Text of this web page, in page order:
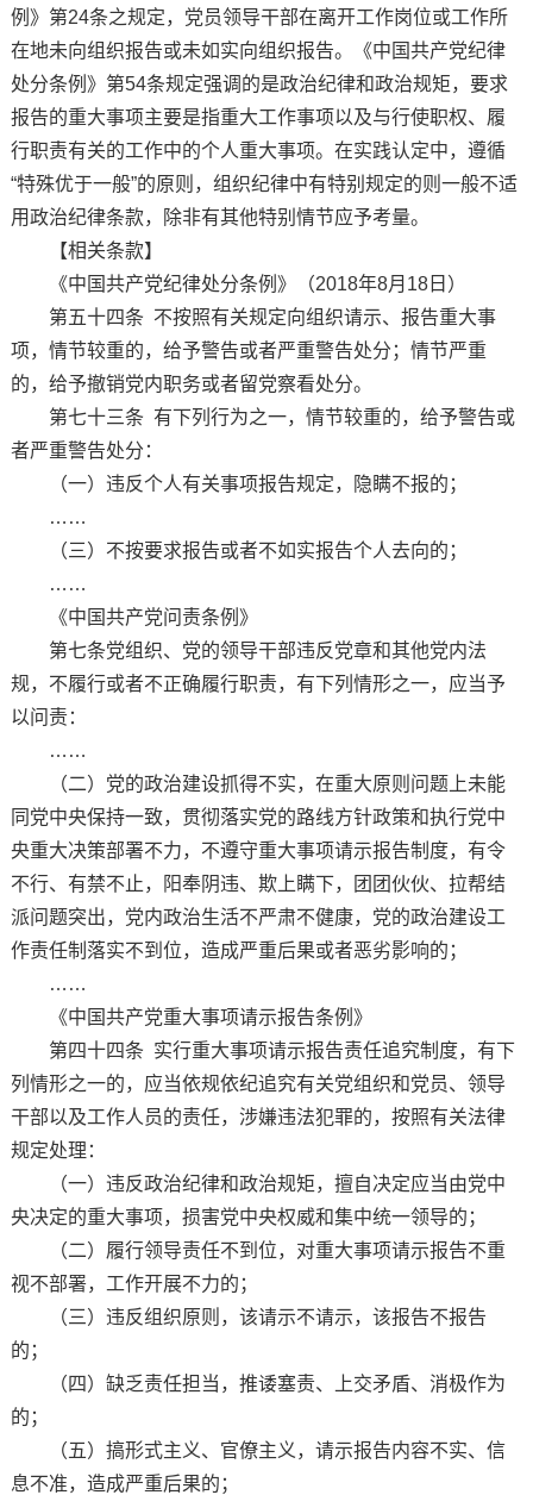
例》第24条之规定，党员领导干部在离开工作岗位或工作所
在地未向组织报告或未如实向组织报告。《中国共产党纪律
处分条例》第54条规定强调的是政治纪律和政治规矩，要求
报告的重大事项主要是指重大工作事项以及与行使职权、履
行职责有关的工作中的个人重大事项。在实践认定中，遵循
“特殊优于一般”的原则，组织纪律中有特别规定的则一般不适
用政治纪律条款，除非有其他特别情节应予考量。
【相关条款】
《中国共产党纪律处分条例》（2018年8月18日）
第五十四条 不按照有关规定向组织请示、报告重大事
项，情节较重的，给予警告或者严重警告处分；情节严重
的，给予撤销党内职务或者留党察看处分。
第七十三条 有下列行为之一，情节较重的，给予警告或
者严重警告处分：
（一）违反个人有关事项报告规定，隐瞒不报的；
……
（三）不按要求报告或者不如实报告个人去向的；
……
《中国共产党问责条例》
第七条党组织、党的领导干部违反党章和其他党内法
规，不履行或者不正确履行职责，有下列情形之一，应当予
以问责：
……
（二）党的政治建设抓得不实，在重大原则问题上未能
同党中央保持一致，贯彻落实党的路线方针政策和执行党中
央重大决策部署不力，不遵守重大事项请示报告制度，有令
不行、有禁不止，阳奉阴违、欺上瞒下，团团伙伙、拉帮结
派问题突出，党内政治生活不严肃不健康，党的政治建设工
作责任制落实不到位，造成严重后果或者恶劣影响的；
……
《中国共产党重大事项请示报告条例》
第四十四条 实行重大事项请示报告责任追究制度，有下
列情形之一的，应当依规依纪追究有关党组织和党员、领导
干部以及工作人员的责任，涉嫌违法犯罪的，按照有关法律
规定处理：
（一）违反政治纪律和政治规矩，擅自决定应当由党中
央决定的重大事项，损害党中央权威和集中统一领导的；
（二）履行领导责任不到位，对重大事项请示报告不重
视不部署，工作开展不力的；
（三）违反组织原则，该请示不请示，该报告不报告
的；
（四）缺乏责任担当，推诿塞责、上交矛盾、消极作为
的；
（五）搞形式主义、官僚主义，请示报告内容不实、信
息不准，造成严重后果的；